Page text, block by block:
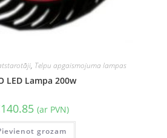
, Telpu apgaismojuma lampas
LED Lampa 200w
140.85 (ar PVN)
grozam